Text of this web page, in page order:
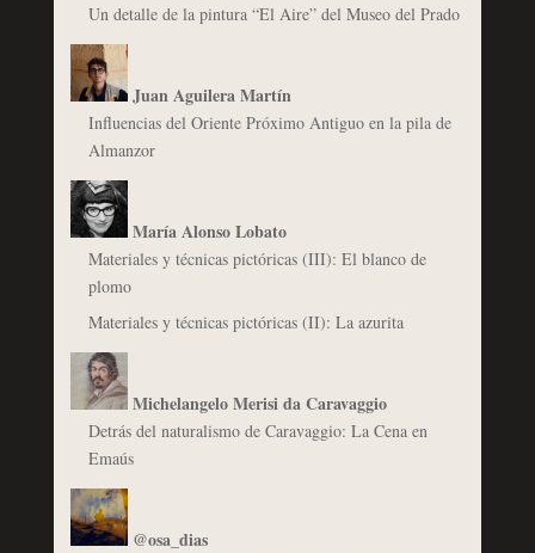
Un detalle de la pintura “El Aire” del Museo del Prado
Juan Aguilera Martín
Influencias del Oriente Próximo Antiguo en la pila de
Almanzor
María Alonso Lobato
Materiales y técnicas pictóricas (III): El blanco de
plomo
Materiales y técnicas pictóricas (II): La azurita
Michelangelo Merisi da Caravaggio
Detrás del naturalismo de Caravaggio: La Cena en
Emaús
@osa_dias